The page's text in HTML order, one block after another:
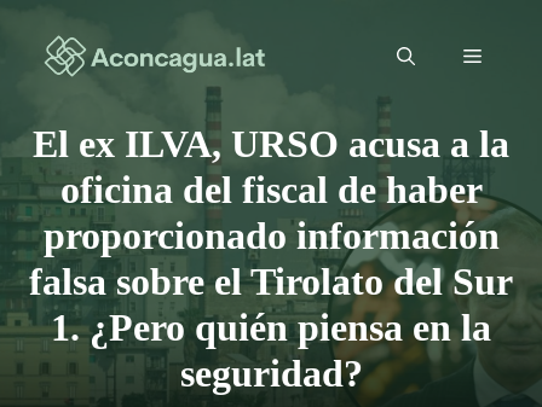
contenido
Menú
El ex ILVA, URSO acusa a la
oficina del fiscal de haber
proporcionado información
falsa sobre el Tirolato del Sur
1. ¿Pero quién piensa en la
seguridad?